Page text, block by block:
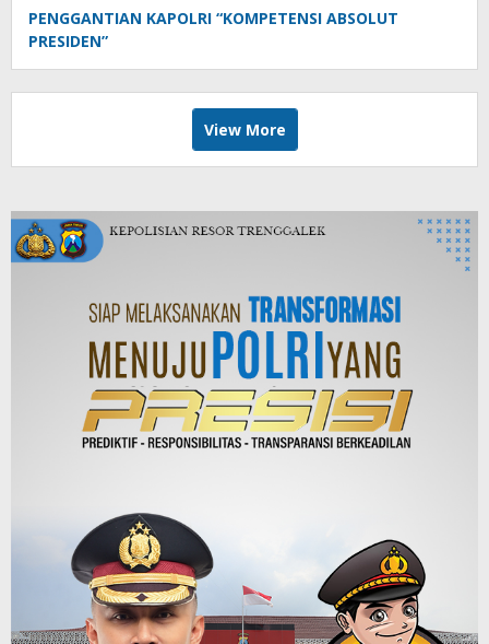
PENGGANTIAN KAPOLRI “KOMPETENSI ABSOLUT
PRESIDEN”
View More